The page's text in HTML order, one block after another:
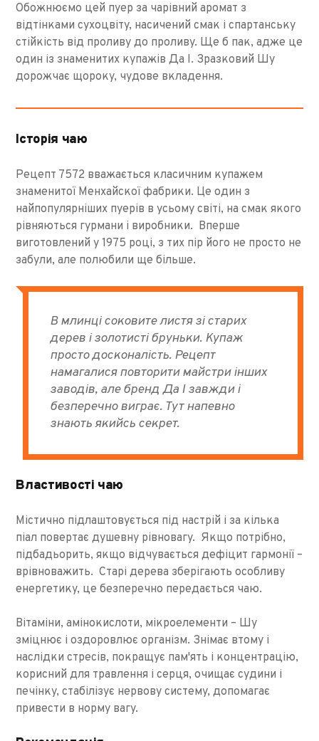
Обожнюємо цей пуер за чарівний аромат з
відтінками сухоцвіту, насичений смак і спартанську
стійкість від проливу до проливу. Ще б пак, адже це
один із знаменитих купажів Да І. Зразковий Шу
дорожчає щороку, чудове вкладення.
Історія чаю
Рецепт 7572 вважається класичним купажем
знаменитої Менхайскої фабрики. Це один з
найпопулярніших пуерів в усьому світі, на смак якого
рівняються гурмани і виробники. Вперше
виготовлений у 1975 році, з тих пір його не просто не
забули, але полюбили ще більше.
В млинці соковите листя зі старих
дерев і золотисті бруньки. Купаж
просто досконалість. Рецепт
намагалися повторити майстри інших
заводів, але бренд Да І завжди і
безперечно виграє. Тут напевно
знають якийсь секрет.
Властивості чаю
Містично підлаштовується під настрій і за кілька
піал повертає душевну рівновагу. Якщо потрібно,
підбадьорить, якщо відчувається дефіцит гармонії –
врівноважить. Старі дерева зберігають особливу
енергетику, це безперечно передається чаю.
Вітаміни, амінокислоти, мікроелементи – Шу
зміцнює і оздоровлює організм. Знімає втому і
наслідки стресів, покращує пам'ять і концентрацію,
корисний для травлення і серця, очищає судини і
печінку, стабілізує нервову систему, допомагає
привести в норму вагу.